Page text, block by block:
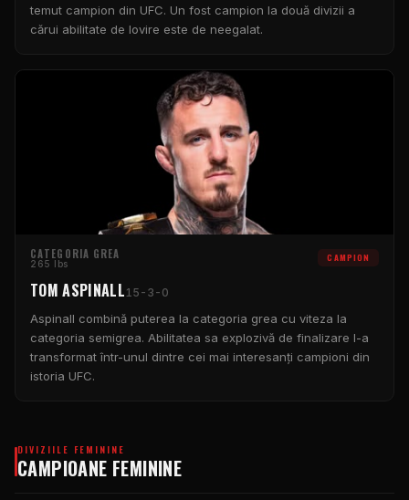
temut campion din UFC. Un fost campion la două divizii a
cărui abilitate de lovire este de neegalat.
CATEGORIA GREA
265 lbs CAMPION
TOM ASPINALL15-3-0
Aspinall combină puterea la categoria grea cu viteza la
categoria semigrea. Abilitatea sa explozivă de finalizare l-a
transformat într-unul dintre cei mai interesanți campioni din
istoria UFC.
DIVIZIILE FEMININE
CAMPIOANE FEMININE